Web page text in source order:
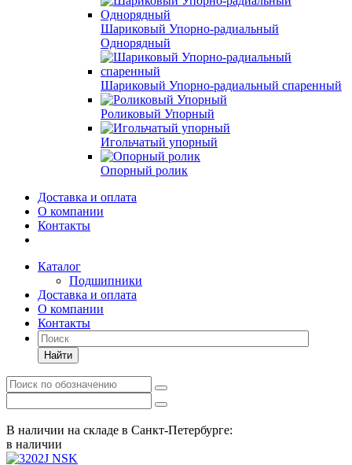
Шариковый Упорно-радиальный
Однорядный
Шариковый Упорно-радиальный спаренный
Роликовый Упорный
Игольчатый упорный
Опорный ролик
Доставка и оплата
О компании
Контакты
Каталог
Подшипники
Доставка и оплата
О компании
Контакты
Найти
В наличии на складе в Санкт-Петербурге:
в наличии